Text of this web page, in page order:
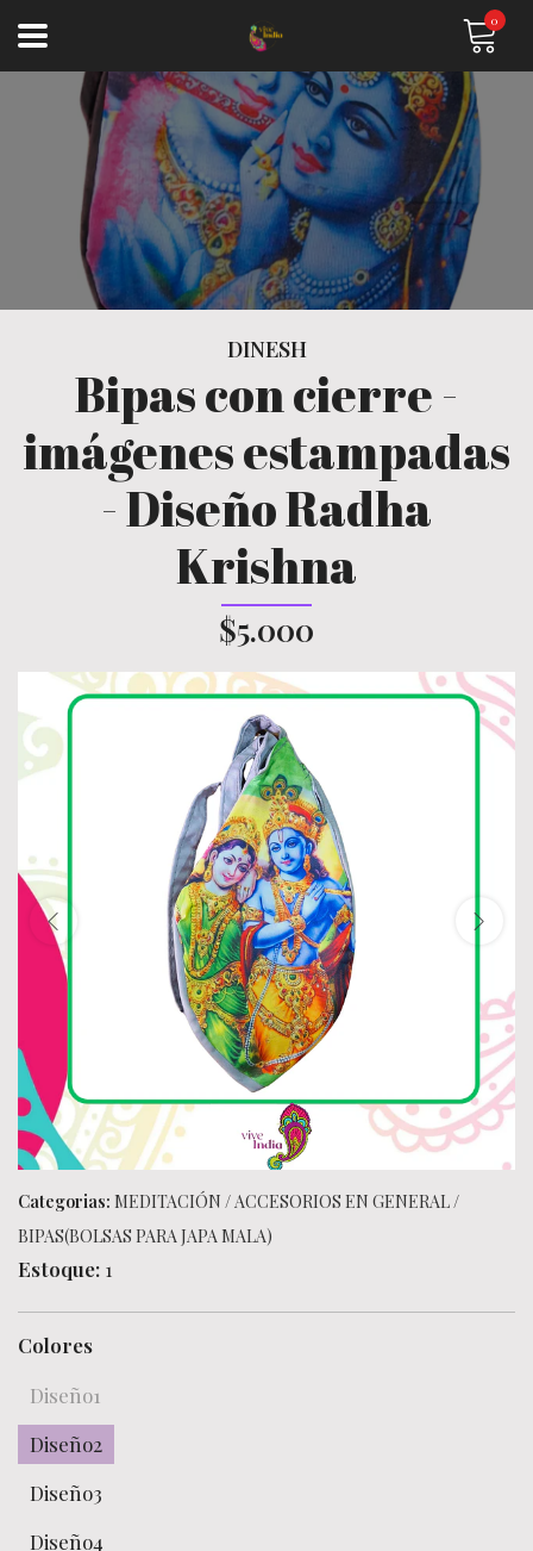
0
DINESH
Bipas con cierre -
imágenes estampadas
- Diseño Radha
Krishna
$5.000
Categorias: MEDITACIÓN /ACCESORIOS EN GENERAL/
BIPAS(BOLSAS PARA JAPA MALA)
Estoque: 1
Colores
Diseño1
Diseño2
Diseño3
Diseño4